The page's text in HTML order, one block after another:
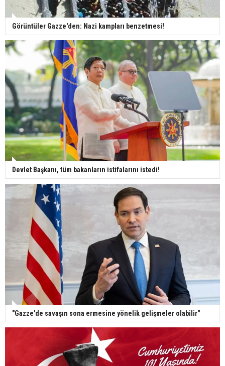
Görüntüler Gazze'den: Nazi kampları benzetmesi!
Devlet Başkanı, tüm bakanların istifalarını istedi!
"Gazze'de savaşın sona ermesine yönelik gelişmeler olabilir"